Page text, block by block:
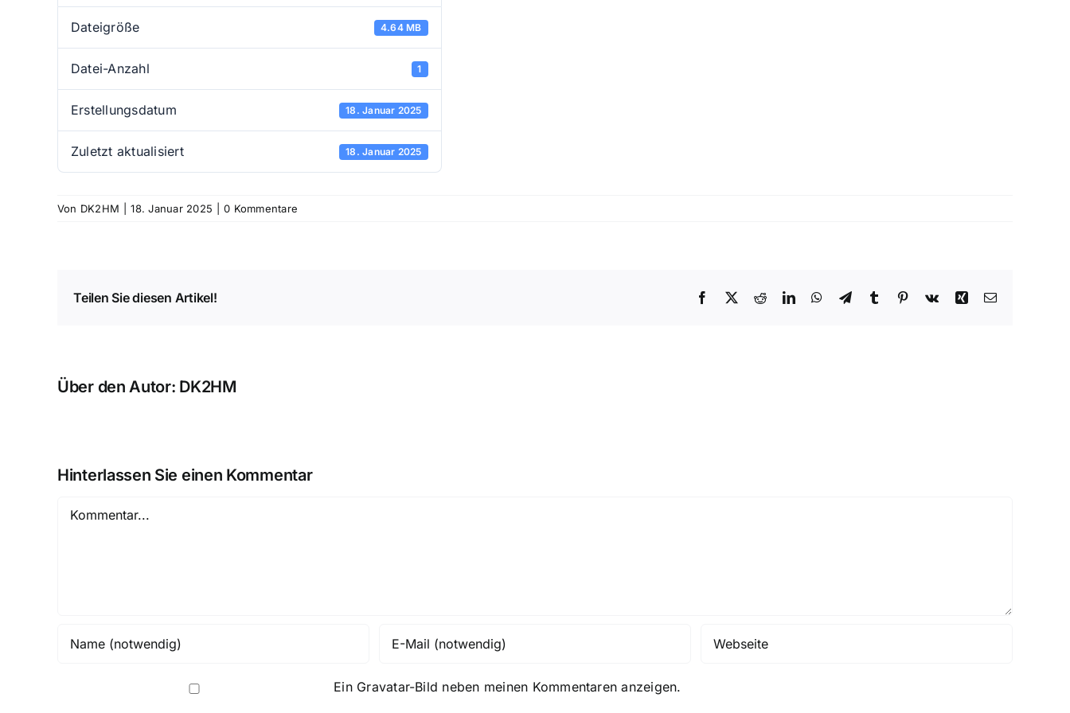
Dateigröße 4.64 MB
Datei-Anzahl 1
Erstellungsdatum 18. Januar 2025
Zuletzt aktualisiert 18. Januar 2025
Von DK2HM 18. Januar 2025 0 Kommentare
Teilen Sie diesen Artikel! Facebook
X RedditLinkedInWhatsApp
TelegramTumblr Pinterest
Vk Xing E-
Über den Autor: DK2HM
Hinterlassen Sie einen Kommentar
Kommentar
Ein Gravatar-Bild neben meinen Kommentaren anzeigen.